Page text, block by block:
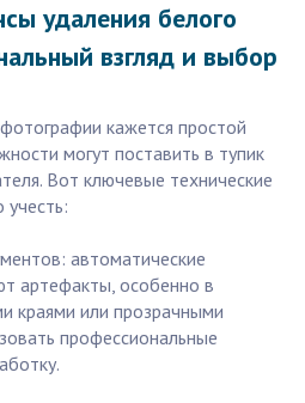
удаления белого
взгляд и выбор
кажется простой
могут поставить в тупик
Вот ключевые технические
автоматические
артефакты, особенно в
краями или прозрачными
профессиональные